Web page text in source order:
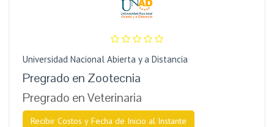
Universidad Nacional Abierta y a Distancia
Pregrado en Zootecnia
Pregrado en Veterinaria
Recibir Costos y Fecha de Inicio al Instante